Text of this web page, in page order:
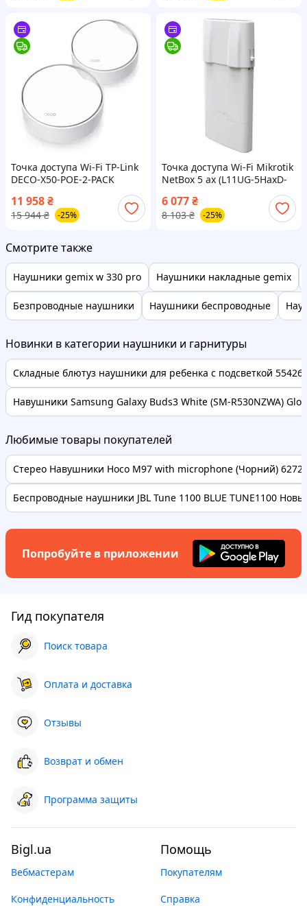
Точка доступа Wi-Fi TP-Link
DECO-X50-POE-2-PACK
11 958₴
15 944 ₴ -25%
Точка доступа Wi-Fi Mikrotik
NetBox 5 ax (L11UG-5HaxD-
6 077₴
8 103 ₴ -25%
Смотрите также
Наушники gemix w 330 pro Наушники накладные gemix
Безпроводные наушники Наушники беспроводные
Новинки в категории наушники и гарнитуры
Складные блютуз наушники для ребенка с подсветкой
Навушники Samsung Galaxy Buds3 White (SM-R530NZWA)
Любимые товары покупателей
Стерео Навушники Hoco M97 with microphone (Чорний)
Беспроводные наушники JBL Tune 1100 BLUE TUNE1100
Попробуйте в приложении
Гид покупателя
Поиск товара
Оплата и доставка
Отзывы
Возврат и обмен
Программа защиты
Bigl.ua
Вебмастерам
Конфиденциальность
Помощь
Покупателям
Справка